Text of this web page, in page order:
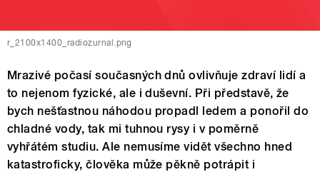
r_2100x1400_radiozurnal.png
Mrazivé počasí současných dnů ovlivňuje zdraví lidí a
to nejenom fyzické, ale i duševní. Při představě, že
bych nešťastnou náhodou propadl ledem a ponořil do
chladné vody, tak mi tuhnou rysy i v poměrně
vyhřátém studiu. Ale nemusíme vidět všechno hned
katastroficky, člověka může pěkně potrápit i